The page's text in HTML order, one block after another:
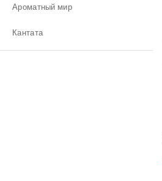
Ароматный мир
Кантата